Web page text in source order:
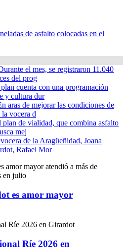
de asfalto colocadas en el
el mes, se registraron 11.040
del prog
cuenta con una programación
y cultura dur
aras de mejorar las condiciones de
vocera d
plan de vialidad, que combina asfalto
mej
de la Aragüeñidad, Joana
Rafael Mor
es amor mayor
Ríe 2026 en